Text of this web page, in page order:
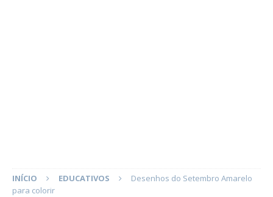
INÍCIO EDUCATIVOS
Desenhos do Setembro Amarelo
para colorir